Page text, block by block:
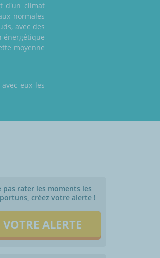
d'un climat
normales
avec des
énergétique
moyenne
eux les
pas rater les moments les
créez votre alerte !
VOTRE ALERTE